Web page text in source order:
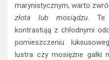
marynistycznym, warto
złota lub mosiądzu. Te
kontrastują z chłodnymi
pomieszczeniu
lustra czy mosiężne gałki